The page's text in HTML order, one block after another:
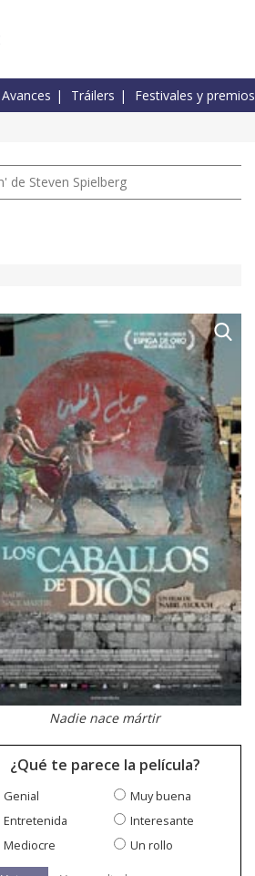
Avances Tráilers Festivales y premios
de Steven Spielberg
Nadie nace mártir
¿Qué te parece la película?
Genial
Muy buena
Entretenida
Interesante
Mediocre
Un rollo